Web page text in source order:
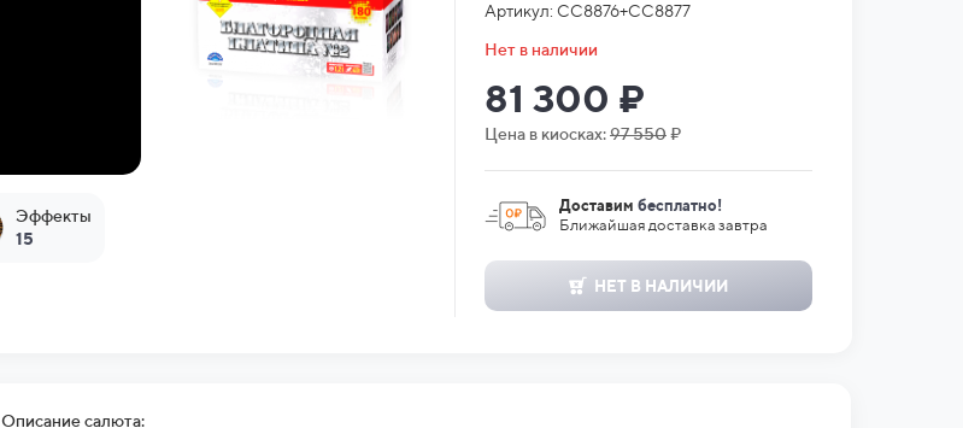
Эффекты
15
Артикул: СС8876+СС8877
Нет в наличии
81 300 ₽
Цена в киосках:97 550₽
Доставим бесплатно!
Ближайшая доставка завтра
НЕТ В НАЛИЧИИ
Описание салюта: